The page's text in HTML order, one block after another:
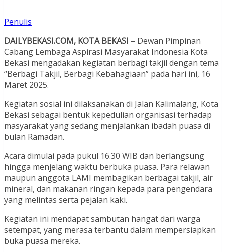
Penulis
DAILYBEKASI.COM, KOTA BEKASI – Dewan Pimpinan
Cabang Lembaga Aspirasi Masyarakat Indonesia Kota
Bekasi mengadakan kegiatan berbagi takjil dengan tema
“Berbagi Takjil, Berbagi Kebahagiaan” pada hari ini, 16
Maret 2025.
Kegiatan sosial ini dilaksanakan di Jalan Kalimalang, Kota
Bekasi sebagai bentuk kepedulian organisasi terhadap
masyarakat yang sedang menjalankan ibadah puasa di
bulan Ramadan.
Acara dimulai pada pukul 16.30 WIB dan berlangsung
hingga menjelang waktu berbuka puasa. Para relawan
maupun anggota LAMI membagikan berbagai takjil, air
mineral, dan makanan ringan kepada para pengendara
yang melintas serta pejalan kaki.
Kegiatan ini mendapat sambutan hangat dari warga
setempat, yang merasa terbantu dalam mempersiapkan
buka puasa mereka.